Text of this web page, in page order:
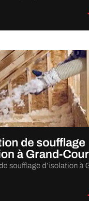
de soufflage
à Grand-
soufflage d’isolation à